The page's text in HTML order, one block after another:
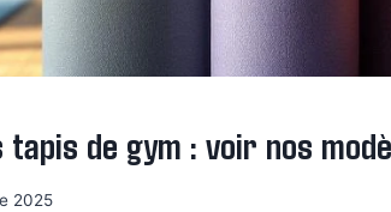
tapis de gym : voir nos
2025